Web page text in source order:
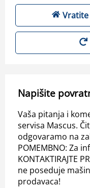
Vratite
Napišite
Vaša pitanja i
servisa Mascus.
odgovaramo na
POMEMBNO: Za
KONTAKTIRAJTE
ne poseduje
prodavaca!